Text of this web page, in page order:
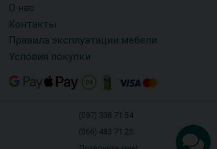
О нас
Контакты
Правила эксплуатации мебели
Условия покупки
(097) 338 71 54
(066) 483 71 25